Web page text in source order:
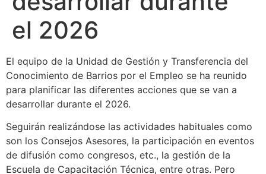
el 2026
El equipo de la Unidad de Gestión y Transferencia del
Conocimiento de Barrios por el Empleo se ha reunido
para planificar las diferentes acciones que se van a
desarrollar durante el 2026.
Seguirán realizándose las actividades habituales como
son los Consejos Asesores, la participación en eventos
de difusión como congresos, etc., la gestión de la
Escuela de Capacitación Técnica, entre otras. Pero